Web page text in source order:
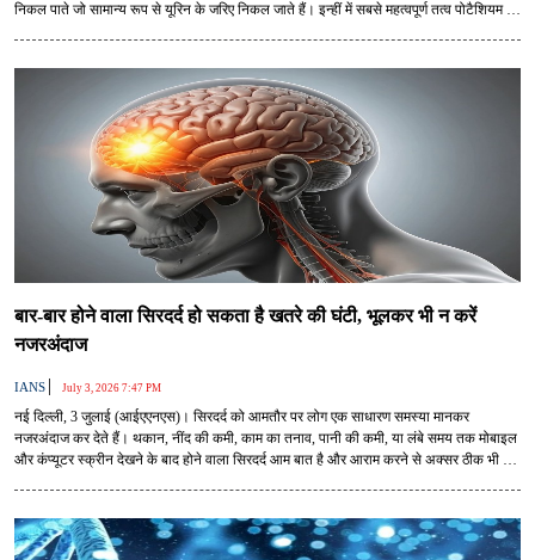
निकल पाते जो सामान्य रूप से यूरिन के जरिए निकल जाते हैं। इन्हीं में सबसे महत्वपूर्ण तत्व पोटैशियम भी
बार-बार होने वाला सिरदर्द हो सकता है खतरे की घंटी, भूलकर भी न करें
नजरअंदाज
IANS | July 3, 2026 7:47 PM
नई दिल्ली, 3 जुलाई (आईएएनएस)। सिरदर्द को आमतौर पर लोग एक साधारण समस्या मानकर
नजरअंदाज कर देते हैं। थकान, नींद की कमी, काम का तनाव, पानी की कमी, या लंबे समय तक मोबाइल
और कंप्यूटर स्क्रीन देखने के बाद होने वाला सिरदर्द आम बात है और आराम करने से अक्सर ठीक भी हो
बार यही बदलाव किसी गंभीर न्यूरोलॉजिकल समस्या, जैसे ब्रेन ट्यूमर का शुरुआती संकेत हो सकते हैं।